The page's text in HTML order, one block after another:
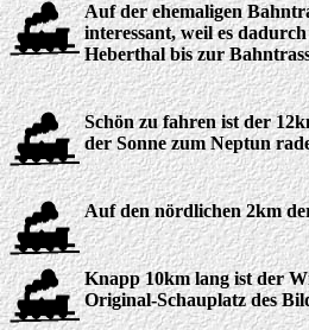
Auf der ehemaligen
interessant, weil es
Heberthal bis zur
Schön zu fahren ist der
der Sonne zum Neptun
Auf den nördlichen 2km
Knapp 10km lang ist der
Original-Schauplatz des